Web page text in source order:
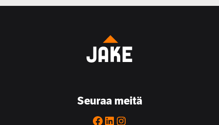
Seuraa meitä
Facebook
LinkedIn
Instagram